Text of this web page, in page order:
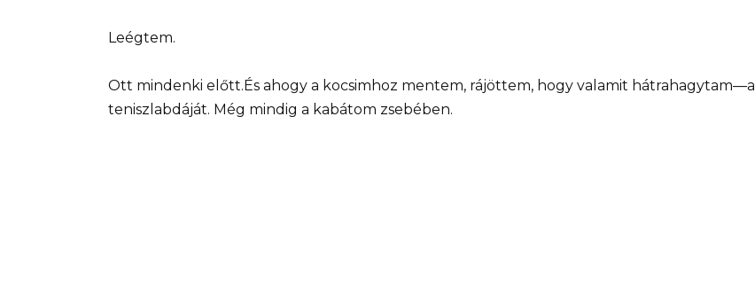
Leégtem.
Ott mindenki előtt.És ahogy a kocsimhoz mentem, rájöttem, hogy valamit hátrahagytam—a
teniszlabdáját. Még mindig a kabátom zsebében.